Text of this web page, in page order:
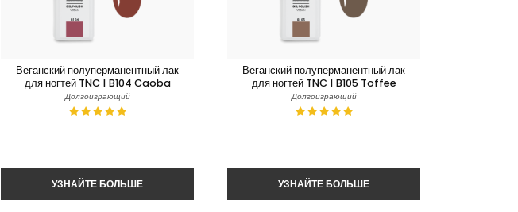
Веганский полуперманентный лак
для ногтей TNC | B104 Caoba
Долгоиграющий
Веганский полуперманентный лак
для ногтей TNC | B105 Toffee
Долгоиграющий